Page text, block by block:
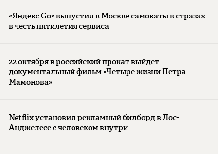
«Яндекс Go» выпустил в Москве самокаты в стразах
в честь пятилетия сервиса
22 октября в российский прокат выйдет
документальный фильм «Четыре жизни Петра
Мамонова»
Netflix установил рекламный билборд в Лос-
Анджелесе с человеком внутри